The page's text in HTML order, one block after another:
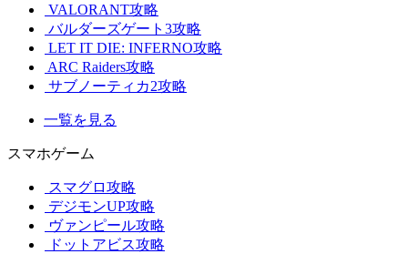
VALORANT攻略
バルダーズゲート3攻略
LET IT DIE: INFERNO攻略
ARC Raiders攻略
サブノーティカ2攻略
一覧を見る
スマホゲーム
スマグロ攻略
デジモンUP攻略
ヴァンピール攻略
ドットアビス攻略